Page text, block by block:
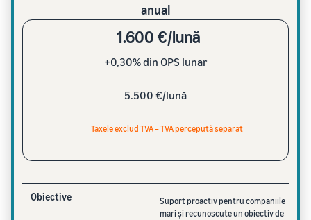
anual
1.600 €/lună
+0,30% din OPS lunar
5.500 €/lună
Taxele exclud TVA – TVA percepută separat
Obiective
Suport proactiv pentru companiile
mari și recunoscute un obiectiv de